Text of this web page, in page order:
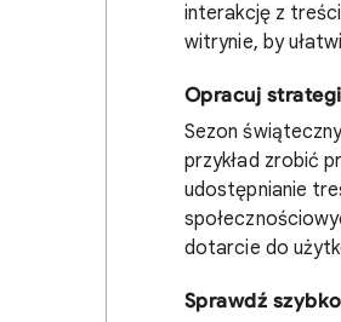
interakcję z
witrynie, by
Opracuj
Sezon
przykład zrobić
udostępnianie
dotarcie do
Sprawdź